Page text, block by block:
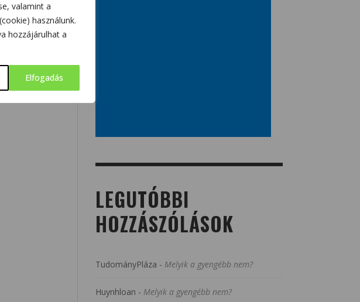
valamint a
használunk.
hozzájárulhat a
Elfogadás
LEGUTÓBBI
HOZZÁSZÓLÁSOK
TudományPláza - Melyik a gyengébb nem?
Huynhloan - Melyik a gyengébb nem?